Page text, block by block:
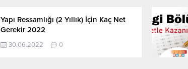
Yapı Ressamlığı (2 Yıllık) İçin Kaç Net
Gerekir 2022
30.06.2022 0